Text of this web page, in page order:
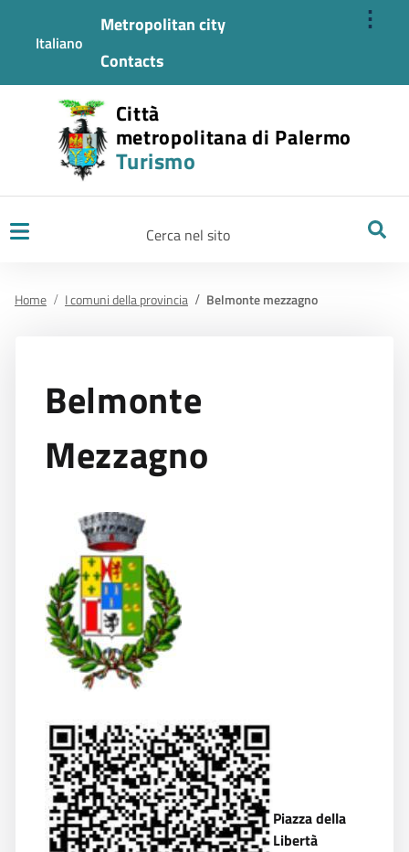
⋮
Italiano
Metropolitan city
Contacts
Città
metropolitana di Palermo
Turismo
Home I comuni della provincia Belmonte mezzagno
Belmonte
Mezzagno
Piazza della
Libertà